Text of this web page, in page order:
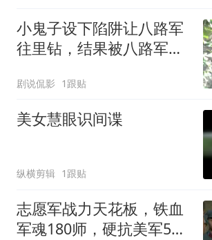
小鬼子设下陷阱让八路军
往里钻，结果被八路军团
剧说侃影 1跟贴
美女慧眼识间谍
纵横剪辑 1跟贴
志愿军战力天花板，铁血
军魂180师，硬抗美军5个